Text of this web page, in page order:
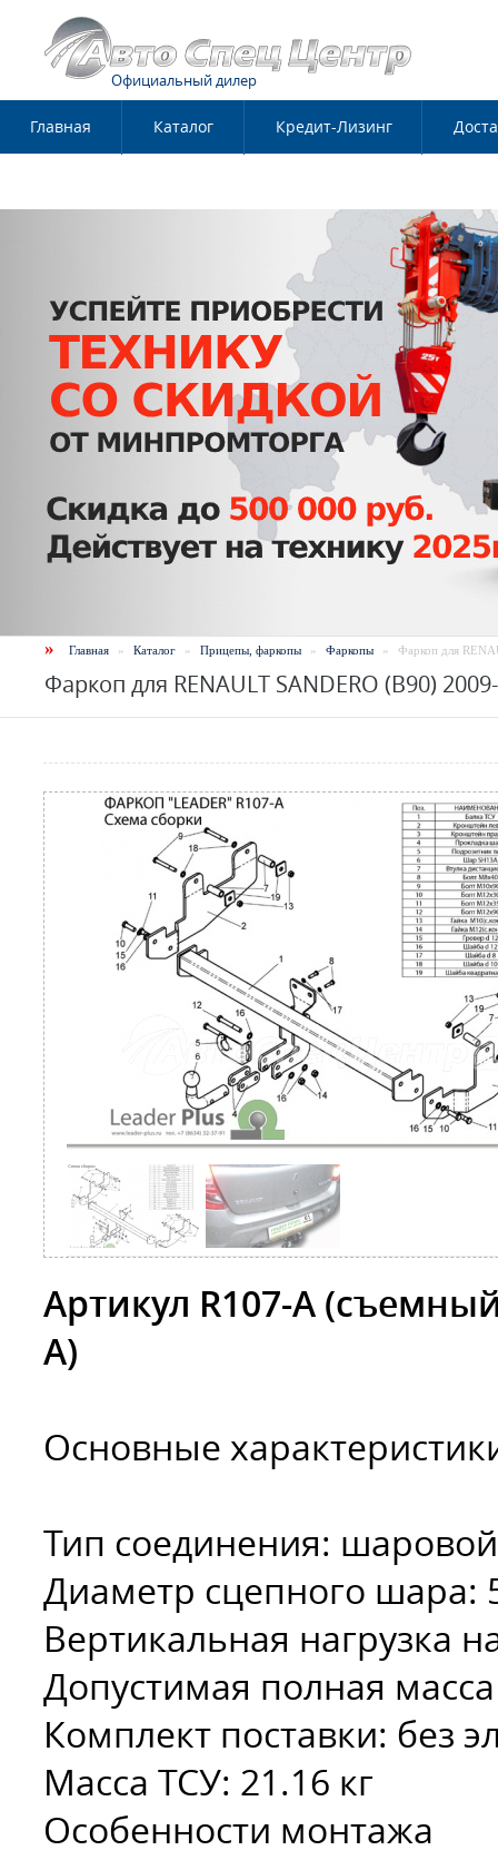
Официальный дилер
Главная Каталог Кредит-Лизинг
» Главная » Каталог » Прицепы, фаркопы » Фаркопы » Фаркоп для
Фаркоп для RENAULT SANDERO (B90)
Артикул R107-А
А)
Основные
Тип соединения: шаровой
Диаметр сцепного шара:
Вертикальная нагрузка
Допустимая полная
Комплект поставки: без
Масса ТСУ: 21.16 кг
Особенности монтажа